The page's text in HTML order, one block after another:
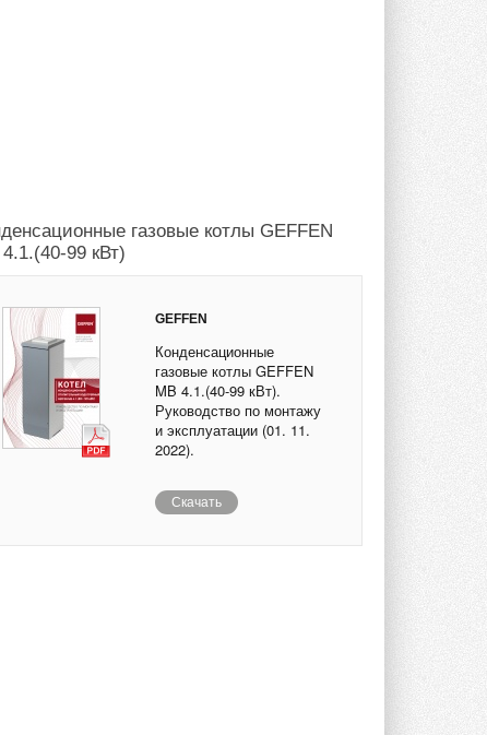
газовые котлы GEFFEN
4.1.(40-99 кВт)
GEFFEN
Конденсационные
газовые котлы GEFFEN
MB 4.1.(40-99 кВт).
Руководство по монтажу
и эксплуатации (01. 11.
2022).
Скачать